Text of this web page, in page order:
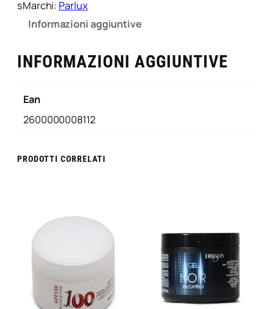
sMarchi: Parlux
Informazioni aggiuntive
INFORMAZIONI AGGIUNTIVE
Ean
2600000008112
PRODOTTI CORRELATI